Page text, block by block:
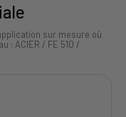
sur mesure où
: ACIER / FE 510 /